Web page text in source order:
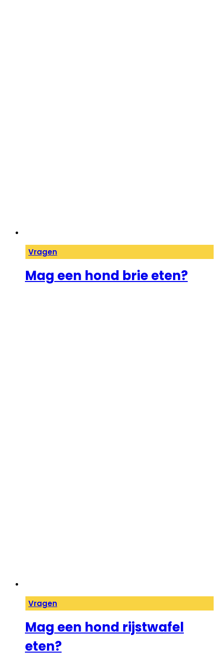
Vragen
Mag een hond brie eten?
Vragen
Mag een hond rijstwafel
eten?